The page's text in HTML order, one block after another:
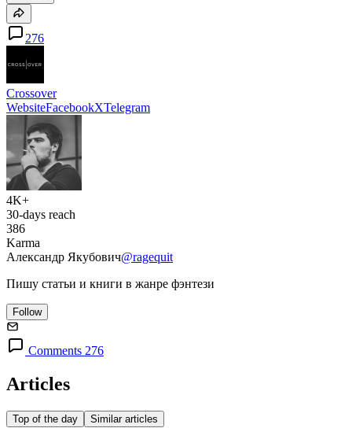
276
Crossover
WebsiteFacebookXTelegram
4K+
30-days reach
386
Karma
Александр Якубович@ragequit
Пишу статьи и книги в жанре фэнтези
Follow
Comments 276
Articles
Top of the day Similar articles